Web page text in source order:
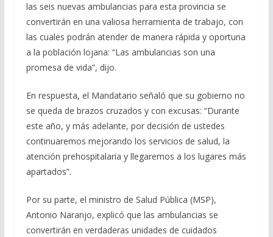
las seis nuevas ambulancias para esta provincia se
convertirán en una valiosa herramienta de trabajo, con
las cuales podrán atender de manera rápida y oportuna
a la población lojana: “Las ambulancias son una
promesa de vida”, dijo.
En respuesta, el Mandatario señaló que su gobierno no
se queda de brazos cruzados y con excusas: “Durante
este año, y más adelante, por decisión de ustedes
continuaremos mejorando los servicios de salud, la
atención prehospitalaria y llegaremos a los lugares más
apartados”.
Por su parte, el ministro de Salud Pública (MSP),
Antonio Naranjo, explicó que las ambulancias se
convertirán en verdaderas unidades de cuidados